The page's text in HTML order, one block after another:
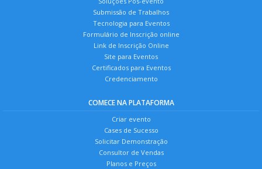
Submissão de Trabalhos
Tecnologia para Eventos
Formulário de Inscrição online
Link de Inscrição Online
Site para Eventos
Certificados para Eventos
Credenciamento
COMECE NA PLATAFORMA
Criar evento
Cases de Sucesso
Solicitar Demonstração
Consultor de Vendas
Planos e Preços